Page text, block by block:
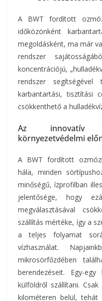
A BWT fordított
időközönként
megoldásként, ma már
rendszer
koncentrációjú,
rendszer
karbantartási, tisztítási
csökkenthető a
Az innovatív
környezetvédelmi
A BWT fordított
hála, minden
minőségű, ízprofilban
jelentősége, hogy
megválasztásával
szállítás mértéke, így a
a teljes folyamat
vízhasználat.
mikrosörfőzdében
berendezéseit. Egy-
külföldről szállítani.
kilométeren belül, tehát